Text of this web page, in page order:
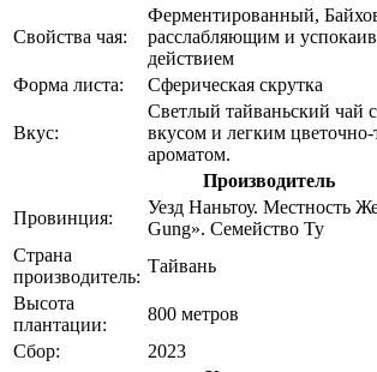
Свойства чая:
Ферментированный,
расслабляющим и
действием
Форма листа:
Сферическая скрутка
Вкус:
Светлый тайваньский чай
вкусом и легким
ароматом.
Производитель
Провинция:
Уезд Наньтоу. Местность
Gung». Семейство Ту
Страна
производитель:
Тайвань
Высота
плантации:
800 метров
Сбор:
2023